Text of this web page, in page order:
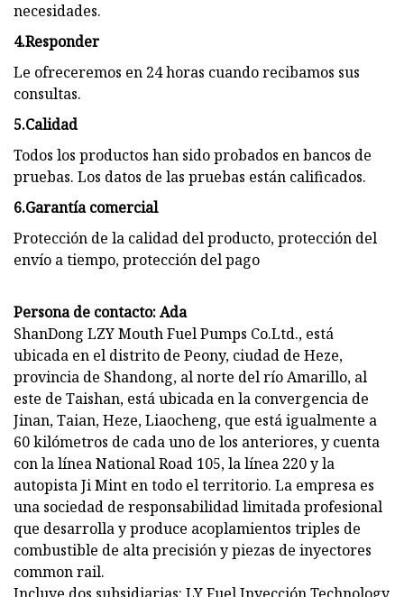
necesidades.
4.Responder
Le ofreceremos en 24 horas cuando recibamos sus
consultas.
5.Calidad
Todos los productos han sido probados en bancos de
pruebas. Los datos de las pruebas están calificados.
6.Garantía comercial
Protección de la calidad del producto, protección del
envío a tiempo, protección del pago
Persona de contacto: Ada
ShanDong LZY Mouth Fuel Pumps Co.Ltd., está
ubicada en el distrito de Peony, ciudad de Heze,
provincia de Shandong, al norte del río Amarillo, al
este de Taishan, está ubicada en la convergencia de
Jinan, Taian, Heze, Liaocheng, que está igualmente a
60 kilómetros de cada uno de los anteriores, y cuenta
con la línea National Road 105, la línea 220 y la
autopista Ji Mint en todo el territorio. La empresa es
una sociedad de responsabilidad limitada profesional
que desarrolla y produce acoplamientos triples de
combustible de alta precisión y piezas de inyectores
common rail.